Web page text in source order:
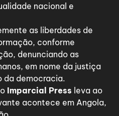
nacional e
as liberdades de
conforme
denunciando as
em nome da justiça
da democracia.
Imparcial Press leva ao
acontece em Angola,